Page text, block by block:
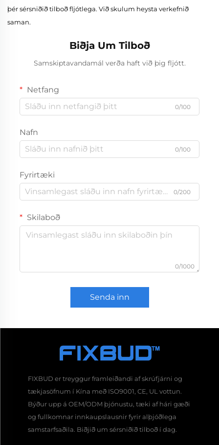
þér sérsniðið tilboð fljótlega. Við skulum heysta verkefnið
saman.
Biðja Um Tilboð
Samskiptavandamál verða haft við þig fljótt.
Netfang
0/100
Nafn
0/100
Fyrirtæki
0/200
Skilaboð
0/1000
Senda inn
FIXBUD er treyggur framleiðandi af skrúfjárni og
tækjasöfnum í Kína með ISO9001, CE, UL vottun.
Býður upp á OEM/ODM þjónustu, tæki af hári gæði
og fullkomnar innkaupslausnir fyrir alþjóðlega
samstarfsaðila. Biðjið um sérsniðið tilboð í dag.